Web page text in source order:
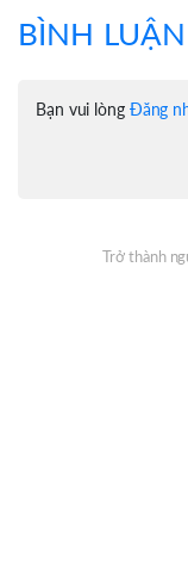
BÌNH LUẬN
Bạn vui lòng Đăng
Trở thành